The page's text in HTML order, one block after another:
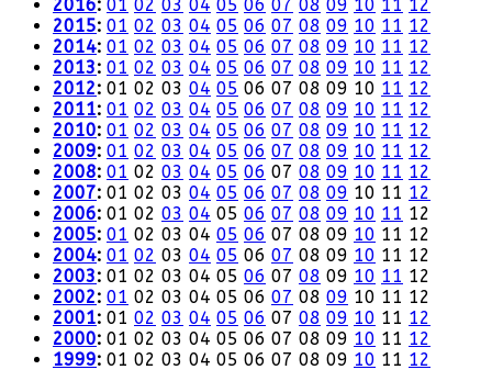
2016: 01 02 03 04 05 06 07 08 09 10 11 12
2015: 01 02 03 04 05 06 07 08 09 10 11 12
2014: 01 02 03 04 05 06 07 08 09 10 11 12
2013: 01 02 03 04 05 06 07 08 09 10 11 12
2012: 01 02 03 04 05 06 07 08 09 10 11 12
2011: 01 02 03 04 05 06 07 08 09 10 11 12
2010: 01 02 03 04 05 06 07 08 09 10 11 12
2009: 01 02 03 04 05 06 07 08 09 10 11 12
2008: 01 02 03 04 05 06 07 08 09 10 11 12
2007: 01 02 03 04 05 06 07 08 09 10 11 12
2006: 01 02 03 04 05 06 07 08 09 10 11 12
2005: 01 02 03 04 05 06 07 08 09 10 11 12
2004: 01 02 03 04 05 06 07 08 09 10 11 12
2003: 01 02 03 04 05 06 07 08 09 10 11 12
2002: 01 02 03 04 05 06 07 08 09 10 11 12
2001: 01 02 03 04 05 06 07 08 09 10 11 12
2000: 01 02 03 04 05 06 07 08 09 10 11 12
1999: 01 02 03 04 05 06 07 08 09 10 11 12